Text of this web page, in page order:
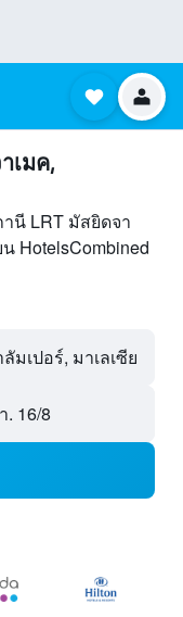
เมค,
นี LRT มัสยิดจา
HotelsCombined
มเปอร์, มาเลเซีย
. 16/8